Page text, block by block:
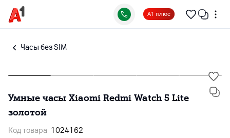
А1 плюс
Часы без SIM
Умные часы Xiaomi Redmi Watch 5 Lite
золотой
Код товара 1024162